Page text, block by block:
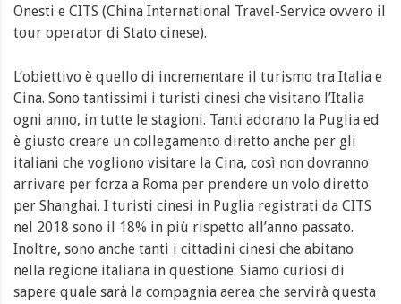
Onesti e CITS (China International Travel-Service ovvero il
tour operator di Stato cinese).
L’obiettivo è quello di incrementare il turismo tra Italia e
Cina. Sono tantissimi i turisti cinesi che visitano l’Italia
ogni anno, in tutte le stagioni. Tanti adorano la Puglia ed
è giusto creare un collegamento diretto anche per gli
italiani che vogliono visitare la Cina, così non dovranno
arrivare per forza a Roma per prendere un volo diretto
per Shanghai. I turisti cinesi in Puglia registrati da CITS
nel 2018 sono il 18% in più rispetto all’anno passato.
Inoltre, sono anche tanti i cittadini cinesi che abitano
nella regione italiana in questione. Siamo curiosi di
sapere quale sarà la compagnia aerea che servirà questa